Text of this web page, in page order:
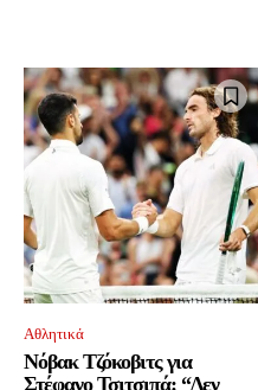
Αθλητικά
Νόβακ Τζόκοβιτς για
Στέφανο Τσιτσιπά: “Δεν